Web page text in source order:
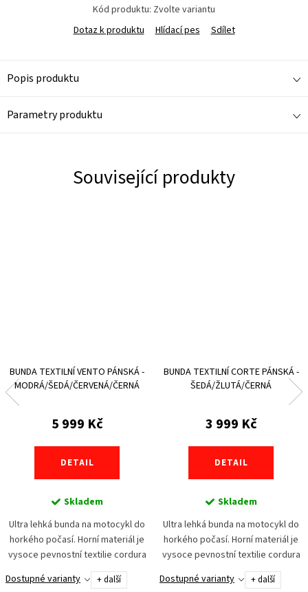
Kód produktu: Zvolte variantu
Dotaz k produktu
Hlídací pes Sdílet
Popis produktu
Parametry produktu
Související produkty
BUNDA TEXTILNÍ VENTO PÁNSKÁ -
MODRÁ/ŠEDÁ/ČERVENÁ/ČERNÁ
5 999 Kč
DETAIL
Skladem
Ultra lehká bunda na motocykl do
horkého počasí. Horní materiál je
vysoce pevnostní textilie cordura
a síťovina pro maximální odvětrání.
Bezpečnost zajišťuje set chráničů
Dostupné varianty + další
BUNDA TEXTILNÍ CORTE PÁNSKÁ -
ŠEDÁ/ŽLUTÁ/ČERNÁ
3 999 Kč
DETAIL
Skladem
Ultra lehká bunda na motocykl do
horkého počasí. Horní materiál je
vysoce pevnostní textilie cordura
a síťovina pro maximální odvětrání.
Bezpečnost zajišťuje set chráničů
Dostupné varianty + další